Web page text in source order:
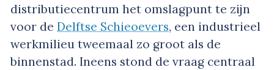
distributiecentrum het omslagpunt te zijn
voor de Delftse Schieoevers, een industrieel
werkmilieu tweemaal zo groot als de
binnenstad. Ineens stond de vraag centraal